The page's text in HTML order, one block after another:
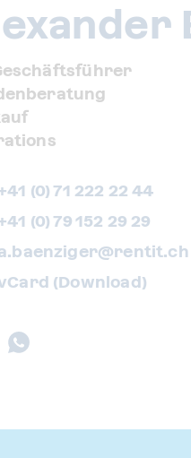
(0) 71 222 22 44
(0) 79 152 29 29
(Download)